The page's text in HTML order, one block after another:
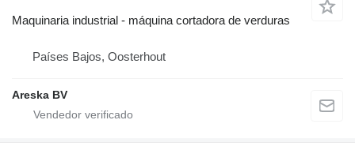
Maquinaria industrial - máquina cortadora de verduras
Países Bajos, Oosterhout
Areska BV